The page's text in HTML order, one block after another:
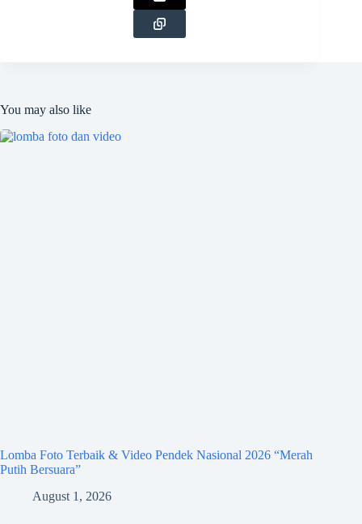
You may also like
Lomba Foto Terbaik & Video Pendek Nasional 2026 “Merah
Putih Bersuara”
August 1, 2026